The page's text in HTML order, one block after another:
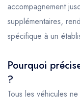
accompagnement
supplémentaires,
spécifique à un
Pourquoi
?
Tous les véhicules